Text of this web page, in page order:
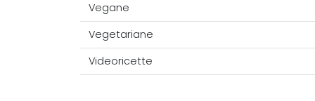
Vegane
Vegetariane
Videoricette